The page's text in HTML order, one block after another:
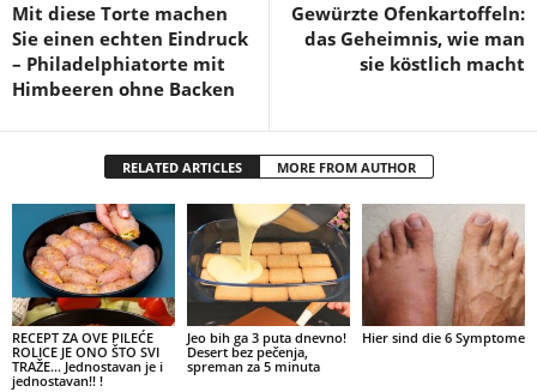
Mit diese Torte machen
Sie einen echten Eindruck
– Philadelphiatorte mit
Himbeeren ohne Backen
Gewürzte Ofenkartoffeln:
das Geheimnis, wie man
sie köstlich macht
RELATED ARTICLES MORE FROM AUTHOR
RECEPT ZA OVE PILEĆE
ROLICE JE ONO ŠTO SVI
TRAŽE… Jednostavan je i
jednostavan!! !
Jeo bih ga 3 puta dnevno!
Desert bez pečenja,
spreman za 5 minuta
Hier sind die 6 Symptome